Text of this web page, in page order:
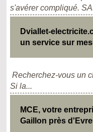
s'avérer compliqué.
Dviallet-
un service sur
Recherchez-vous un
Si la...
MCE, votre
Gaillon près